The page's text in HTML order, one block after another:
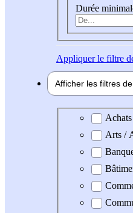
Durée
Appliquerle filtre
Afficher les filtres de
Domaine
Arts /